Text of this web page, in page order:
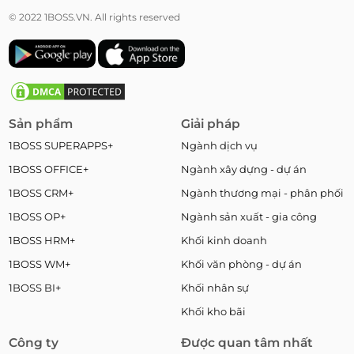
© 2022 1BOSS.VN. All rights reserved
Sản phẩm
1BOSS SUPERAPPS+
1BOSS OFFICE+
1BOSS CRM+
1BOSS OP+
1BOSS HRM+
1BOSS WM+
1BOSS BI+
Giải pháp
Ngành dịch vụ
Ngành xây dựng - dự án
Ngành thương mại - phân phối
Ngành sản xuất - gia công
Khối kinh doanh
Khối văn phòng - dự án
Khối nhân sự
Khối kho bãi
Công ty Được quan tâm nhất